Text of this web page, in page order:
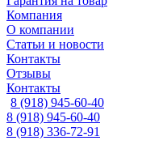
Компания
О компании
Статьи и новости
Контакты
Отзывы
Контакты
8 (918) 945-60-40
8 (918) 945-60-40
8 (918) 336-72-91